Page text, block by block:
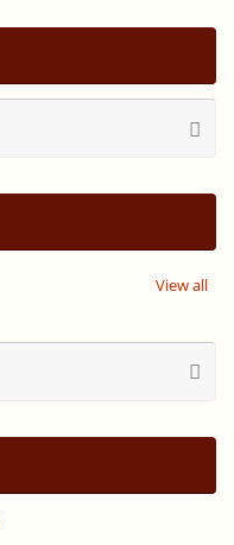
View all